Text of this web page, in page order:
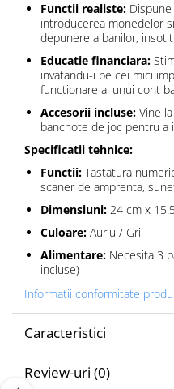
Functii realiste:
introducerea monedelor
depunere a banilor,
Educatie financiara:
invatandu-i pe cei mici
functionare al unui cont
Accesorii incluse: Vine
bancnote de joc pentru a
Specificatii tehnice:
Functii: Tastatura
scaner de amprenta,
Dimensiuni: 24 cm x
Culoare: Auriu / Gri
Alimentare: Necesita 3
incluse)
Informatii conformitate
Caracteristici
Review-uri (0)